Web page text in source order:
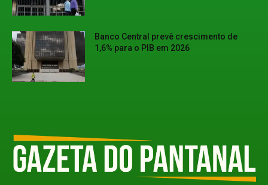
Banco Central prevê crescimento de
1,6% para o PIB em 2026